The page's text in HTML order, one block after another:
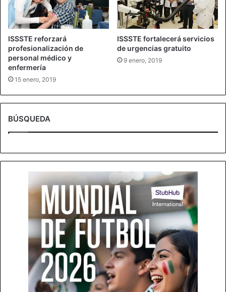
ISSSTE reforzará
profesionalización de
personal médico y
enfermería
15 enero, 2019
ISSSTE fortalecerá servicios
de urgencias gratuito
9 enero, 2019
BÚSQUEDA